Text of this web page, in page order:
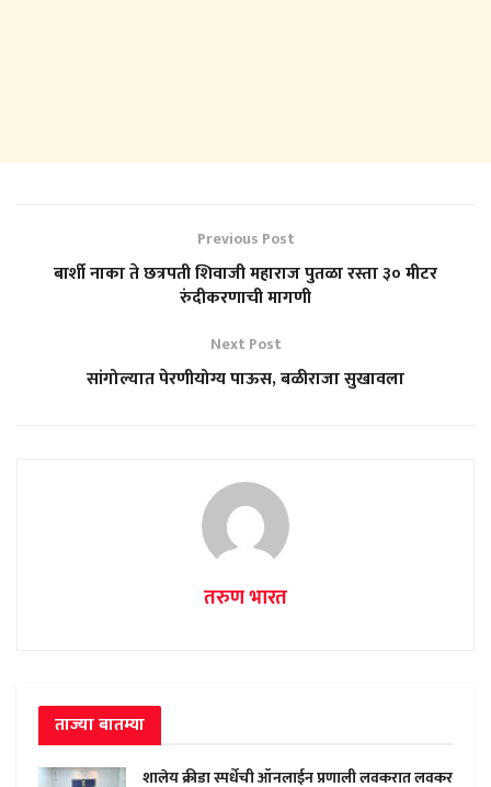
Previous Post
बार्शी नाका ते छत्रपती शिवाजी महाराज पुतळा रस्ता ३० मीटर
रुंदीकरणाची मागणी
Next Post
सांगोल्यात पेरणीयोग्य पाऊस, बळीराजा सुखावला
तरुण भारत
ताज्या बातम्या
शालेय क्रीडा स्पर्धेची ऑनलाईन प्रणाली लवकरात लवकर